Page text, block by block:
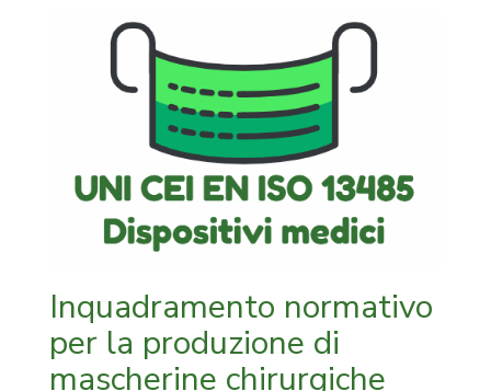
Inquadramento normativo
per la produzione di
mascherine chirurgiche